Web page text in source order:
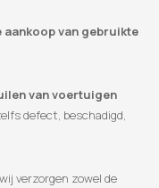
van gebruikte
van voertuigen
defect, beschadigd,
verzorgen zowel de